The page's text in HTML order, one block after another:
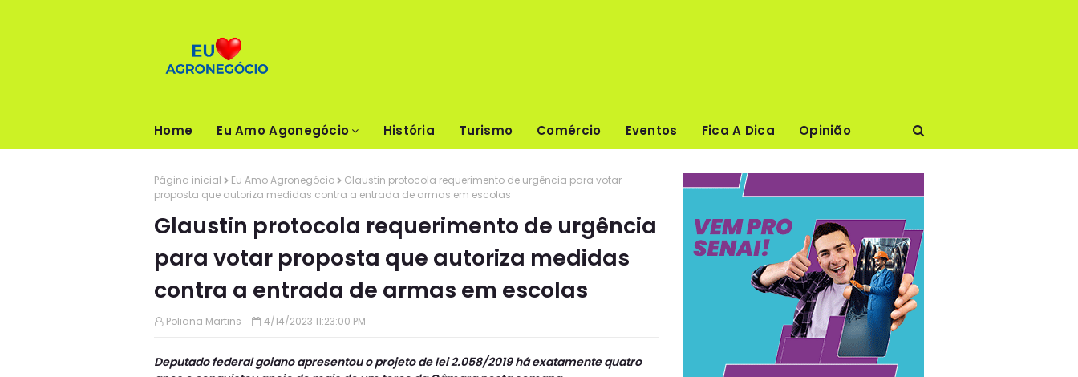
Home Eu Amo Agonegócio História Turismo Comércio Eventos Fica A Dica Opinião
Página inicial Eu Amo Agronegócio
Glaustin protocola requerimento de urgência para votar
proposta que autoriza medidas contra a entrada de armas em escolas
Glaustin protocola requerimento de urgência
para votar proposta que autoriza medidas
contra a entrada de armas em escolas
Poliana Martins 4/14/2023 11:23:00 PM
Deputado federal goiano apresentou o projeto de lei 2.058/2019 há exatamente quatro